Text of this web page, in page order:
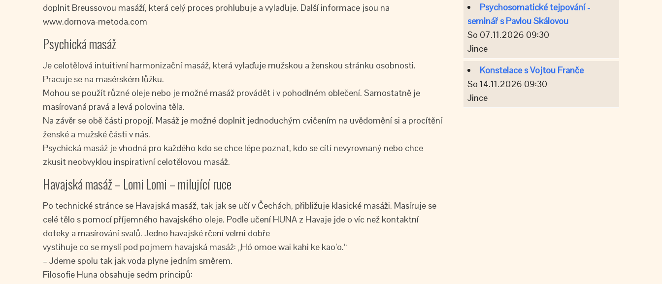
doplnit Breussovou masáží, která celý proces prohlubuje a vylaďuje. Další informace jsou na
www.dornova-metoda.com
Psychická masáž
Je celotělová intuitivní harmonizační masáž, která vylaďuje mužskou a ženskou stránku osobnosti.
Pracuje se na masérském lůžku.
Mohou se použít různé oleje nebo je možné masáž provádět i v pohodlném oblečení. Samostatně je
masírovaná pravá a levá polovina těla.
Na závěr se obě části propojí. Masáž je možné doplnit jednoduchým cvičením na uvědomění si a procítění
ženské a mužské části v nás.
Psychická masáž je vhodná pro každého kdo se chce lépe poznat, kdo se cítí nevyrovnaný nebo chce
zkusit neobvyklou inspirativní celotělovou masáž.
Havajská masáž – Lomi Lomi – milující ruce
Po technické stránce se Havajská masáž, tak jak se učí v Čechách, přibližuje klasické masáži. Masíruje se
celé tělo s pomocí příjemného havajského oleje. Podle učení HUNA z Havaje jde o víc než kontaktní
doteky a masírování svalů. Jedno havajské rčení velmi dobře
vystihuje co se myslí pod pojmem havajská masáž: „Hó omoe wai kahi ke kao’o.“
– Jdeme spolu tak jak voda plyne jedním směrem.
Filosofie Huna obsahuje sedm principů:
Psychosomatické tejpování -
seminář s Pavlou Skálovou
So 07.11.2026 09:30
Jince
Konstelace s Vojtou Franče
So 14.11.2026 09:30
Jince